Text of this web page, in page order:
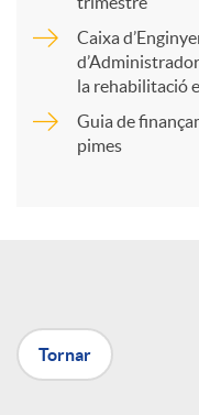
r
X
Caixa
la rehabilitació
Guia de
pimes
Tornar